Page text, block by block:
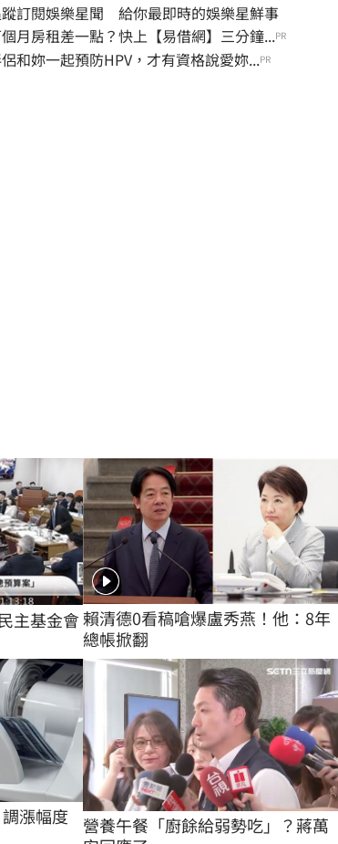
訂閱娛樂星聞 給你最即時的娛樂星鮮事
月房租差一點？快上【易借網】三分鐘...PR
和妳一起預防HPV，才有資格說愛妳...PR
主基金會賴清德0看稿嗆爆盧秀燕！他：8年
總帳掀翻
漲幅度
營養午餐「廚餘給弱勢吃」？蔣萬